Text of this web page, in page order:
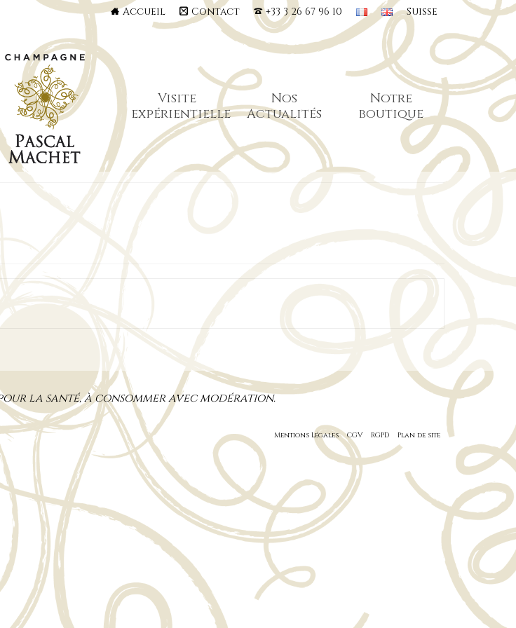
Accueil Contact +33 3 26 67 96 10 Suisse
Visite
expérientielle
Nos
Actualités
Notre
boutique
la santé, à consommer avec modération.
Mentions Légales CGV RGPD Plan de site